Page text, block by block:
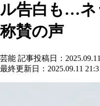
ル告白も…ネ
称賛の声
芸能 記事投稿日：
最終更新日：2025.09.11